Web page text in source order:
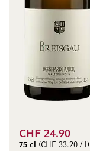
CHF 24.90
75 cl (CHF 33.20 / l)